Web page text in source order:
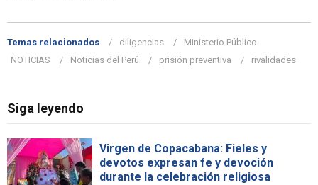
Temas relacionados diligencias
Ministerio Público
NOTICIAS
Noticias del Perú prisión preventiva rivalidades
Siga leyendo
Virgen de Copacabana: Fieles y
devotos expresan fe y devoción
durante la celebración religiosa